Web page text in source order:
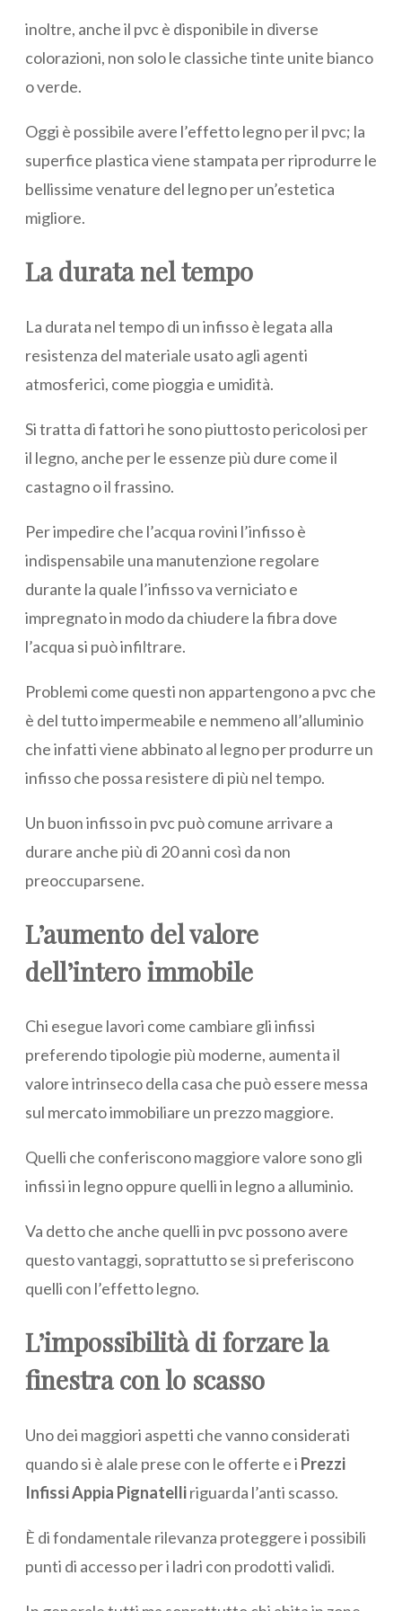
inoltre, anche il pvc è disponibile in diverse
colorazioni, non solo le classiche tinte unite bianco
o verde.
Oggi è possibile avere l’effetto legno per il pvc; la
superfice plastica viene stampata per riprodurre le
bellissime venature del legno per un’estetica
migliore.
La durata nel tempo
La durata nel tempo di un infisso è legata alla
resistenza del materiale usato agli agenti
atmosferici, come pioggia e umidità.
Si tratta di fattori he sono piuttosto pericolosi per
il legno, anche per le essenze più dure come il
castagno o il frassino.
Per impedire che l’acqua rovini l’infisso è
indispensabile una manutenzione regolare
durante la quale l’infisso va verniciato e
impregnato in modo da chiudere la fibra dove
l’acqua si può infiltrare.
Problemi come questi non appartengono a pvc che
è del tutto impermeabile e nemmeno all’alluminio
che infatti viene abbinato al legno per produrre un
infisso che possa resistere di più nel tempo.
Un buon infisso in pvc può comune arrivare a
durare anche più di 20 anni così da non
preoccuparsene.
L’aumento del valore
dell’intero immobile
Chi esegue lavori come cambiare gli infissi
preferendo tipologie più moderne, aumenta il
valore intrinseco della casa che può essere messa
sul mercato immobiliare un prezzo maggiore.
Quelli che conferiscono maggiore valore sono gli
infissi in legno oppure quelli in legno a alluminio.
Va detto che anche quelli in pvc possono avere
questo vantaggi, soprattutto se si preferiscono
quelli con l’effetto legno.
L’impossibilità di forzare la
finestra con lo scasso
Uno dei maggiori aspetti che vanno considerati
quando si è alale prese con le offerte e i Prezzi
Infissi Appia Pignatelliriguarda l’anti scasso.
È di fondamentale rilevanza proteggere i possibili
punti di accesso per i ladri con prodotti validi.